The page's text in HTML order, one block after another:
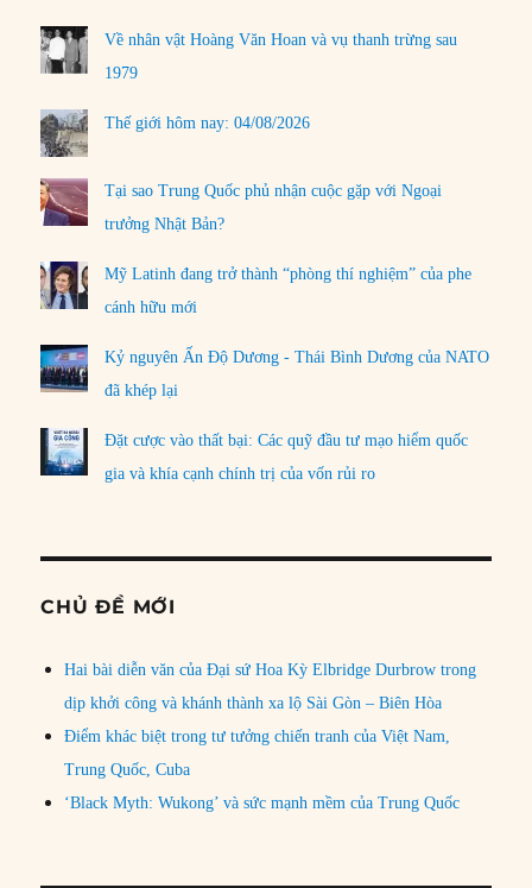
Về nhân vật Hoàng Văn Hoan và vụ thanh trừng sau
1979
Thế giới hôm nay: 04/08/2026
Tại sao Trung Quốc phủ nhận cuộc gặp với Ngoại
trưởng Nhật Bản?
Mỹ Latinh đang trở thành “phòng thí nghiệm” của phe
cánh hữu mới
Kỷ nguyên Ấn Độ Dương - Thái Bình Dương của NATO
đã khép lại
Đặt cược vào thất bại: Các quỹ đầu tư mạo hiểm quốc
gia và khía cạnh chính trị của vốn rủi ro
CHỦ ĐỀ MỚI
Hai bài diễn văn của Đại sứ Hoa Kỳ Elbridge Durbrow trong
dịp khởi công và khánh thành xa lộ Sài Gòn – Biên Hòa
Điểm khác biệt trong tư tưởng chiến tranh của Việt Nam,
Trung Quốc, Cuba
‘Black Myth: Wukong’ và sức mạnh mềm của Trung Quốc